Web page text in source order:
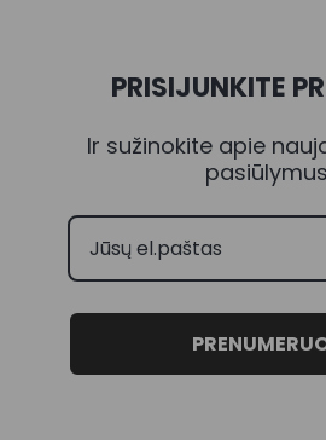
PRISIJUNKITE
Ir sužinokite apie